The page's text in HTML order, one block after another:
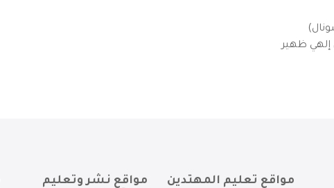
إلهي ظهير
مواقع تعليم المهتدين
مواقع نشر وتعليم